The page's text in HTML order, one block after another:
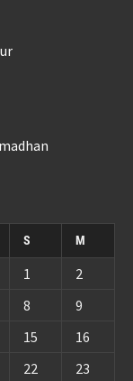
S M
1
2
8
9
15
16
22
23